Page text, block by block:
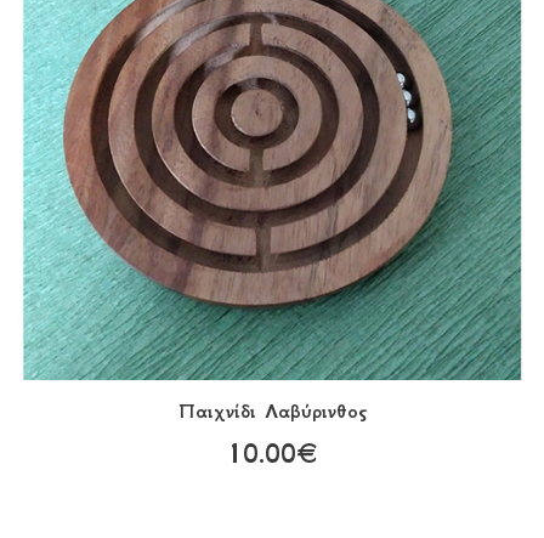
Παιχνίδι Λαβύρινθος
10.00€